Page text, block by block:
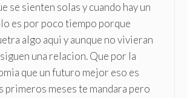
se sienten solas y cuando hay un
es por poco tiempo porque
algo aqui y aunque no vivieran
una relacion. Que por la
que un futuro mejor eso es
primeros meses te mandara pero